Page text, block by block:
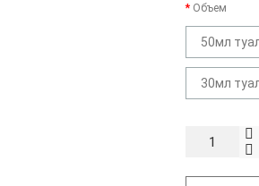
Объем
50мл
30мл